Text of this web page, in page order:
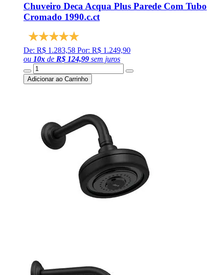
Chuveiro Deca Acqua Plus Parede Com Tubo
Cromado 1990.c.ct
De: R$ 1.283,58 Por: R$ 1.249,90
ou 10x de R$ 124,99 sem juros
Adicionar ao Carrinho